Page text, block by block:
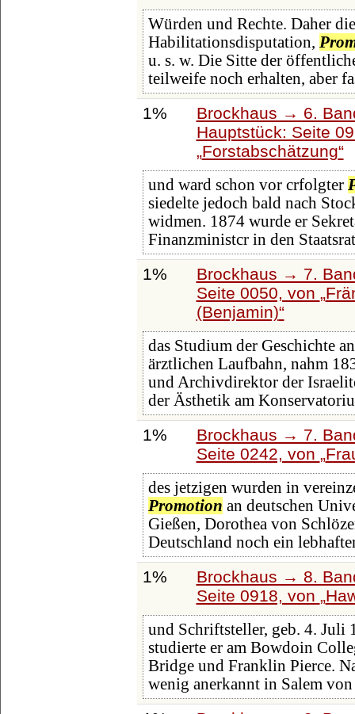
Würden und Rechte. Daher
Habilitationsdisputation,
u. s. w. Die Sitte der
teilweife noch erhalten, aber
1%
Brockhaus → 6.
Hauptstück: Seite
Forstabschätzung
und ward schon vor crfolgter
siedelte jedoch bald nach
widmen. 1874 wurde er
Finanzministcr in den
1%
Brockhaus → 7.
Seite 0050, von
(Benjamin)
das Studium der Geschichte
ärztlichen Laufbahn, nahm
und Archivdirektor der
der Ästhetik am
1%
Brockhaus → 7.
Seite 0242, von
des jetzigen wurden in
Promotion an deutschen
Gießen, Dorothea von
Deutschland noch ein
1%
Brockhaus → 8.
Seite 0918, von
und Schriftsteller, geb. 4. Juli
studierte er am Bowdoin
Bridge und Franklin Pierce.
wenig anerkannt in Salem von